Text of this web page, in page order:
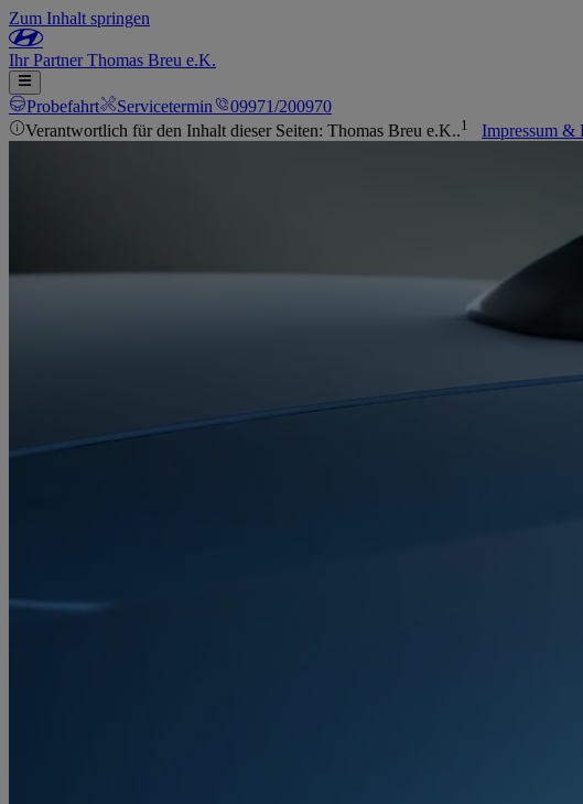
Zum Inhalt springen
IhrPartnerThomas Breu e.K.
Probefahrt Servicetermin
09971/200970
Verantwortlich für den Inhalt dieser Seiten: Thomas Breu e.K..1 Impressum &